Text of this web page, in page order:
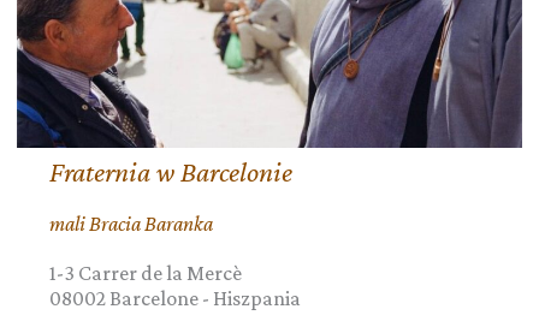
Fraternia w Barcelonie
mali Bracia Baranka
1-3 Carrer de la Mercè
08002 Barcelone - Hiszpania